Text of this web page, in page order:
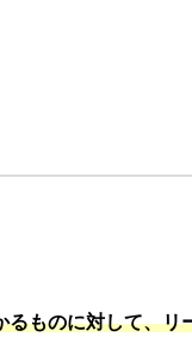
ものに対して、リ